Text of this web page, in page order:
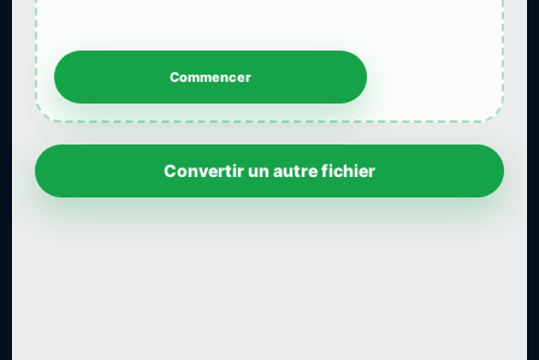
Convertir un autre fichier